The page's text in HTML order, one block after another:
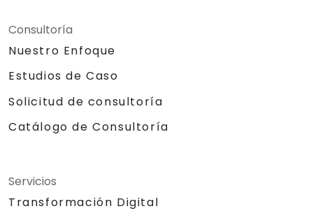
Consultoría
Nuestro Enfoque
Estudios de Caso
Solicitud de consultoría
Catálogo de Consultoría
Servicios
Transformación Digital